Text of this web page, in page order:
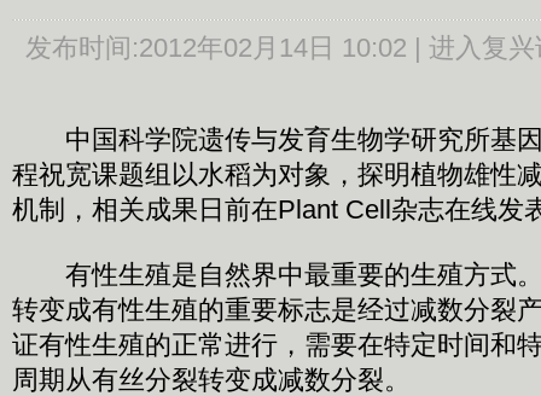
发布时间:2012年02月14日 10:02 | 进入复兴
中国科学院遗传与发育生物学研究所基
程祝宽课题组以水稻为对象，探明植物雄性
机制，相关成果日前在Plant Cell杂志在线发
有性生殖是自然界中最重要的生殖方式
转变成有性生殖的重要标志是经过减数分裂
证有性生殖的正常进行，需要在特定时间和
周期从有丝分裂转变成减数分裂。